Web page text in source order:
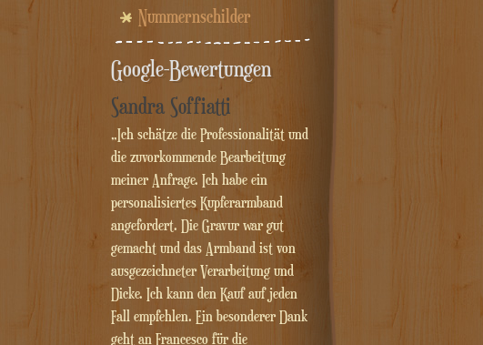
Nummernschilder
Google-Bewertungen
Sandra Soffiatti
„Ich schätze die Professionalität und
die zuvorkommende Bearbeitung
meiner Anfrage. Ich habe ein
personalisiertes Kupferarmband
angefordert. Die Gravur war gut
gemacht und das Armband ist von
ausgezeichneter Verarbeitung und
Dicke. Ich kann den Kauf auf jeden
Fall empfehlen. Ein besonderer Dank
geht an Francesco für die